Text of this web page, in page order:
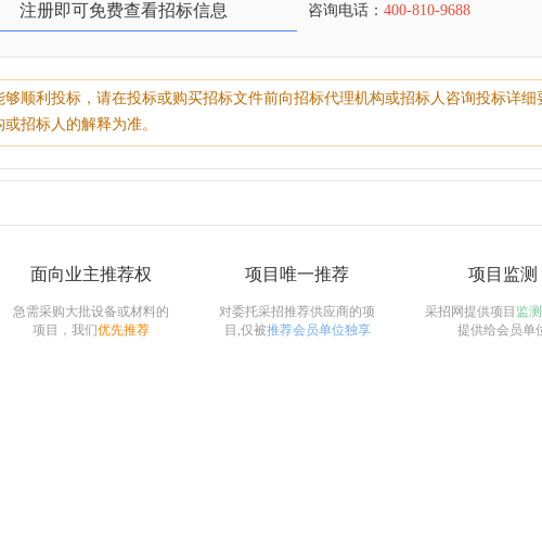
注册即可免费查看招标信息 咨询电话： 400-810-9688
够顺利投标，请在投标或购买招标文件前向招标代理机构或招标人咨询投标详
招标人的解释为准。
面向业主推荐权
急需采购大批设备或材料的
项目，我们优先推荐
项目唯一推荐
对委托采招推荐供应商的项
目,仅被推荐会员单位独享
项目监测
采招网提供项目 监
提供给会员单